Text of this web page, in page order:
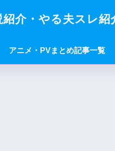
介・やる夫スレ紹
アニメ・PVまとめ記事一覧